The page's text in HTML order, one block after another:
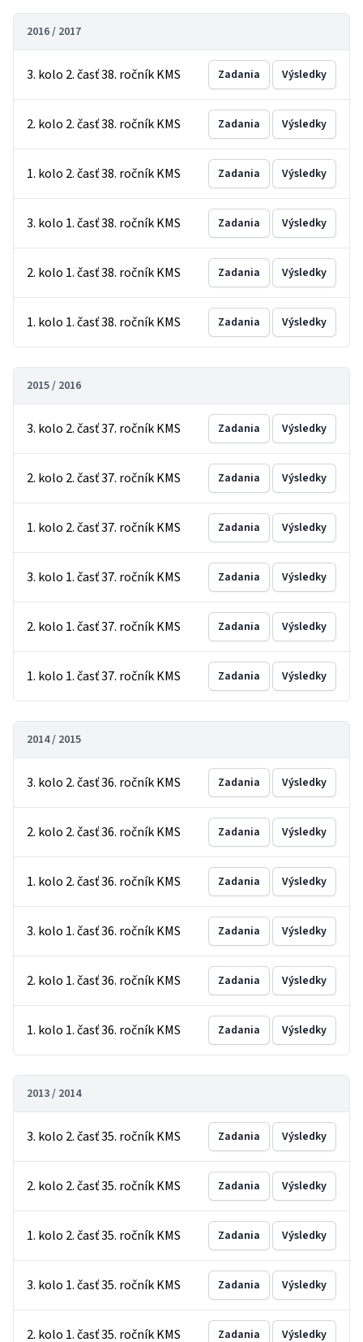
2016 / 2017
3. kolo 2. časť 38. ročník KMS Zadania Výsledky
2. kolo 2. časť 38. ročník KMS Zadania Výsledky
1. kolo 2. časť 38. ročník KMS Zadania Výsledky
3. kolo 1. časť 38. ročník KMS Zadania Výsledky
2. kolo 1. časť 38. ročník KMS Zadania Výsledky
1. kolo 1. časť 38. ročník KMS Zadania Výsledky
2015 / 2016
3. kolo 2. časť 37. ročník KMS Zadania Výsledky
2. kolo 2. časť 37. ročník KMS Zadania Výsledky
1. kolo 2. časť 37. ročník KMS Zadania Výsledky
3. kolo 1. časť 37. ročník KMS Zadania Výsledky
2. kolo 1. časť 37. ročník KMS Zadania Výsledky
1. kolo 1. časť 37. ročník KMS Zadania Výsledky
2014 / 2015
3. kolo 2. časť 36. ročník KMS Zadania Výsledky
2. kolo 2. časť 36. ročník KMS Zadania Výsledky
1. kolo 2. časť 36. ročník KMS Zadania Výsledky
3. kolo 1. časť 36. ročník KMS Zadania Výsledky
2. kolo 1. časť 36. ročník KMS Zadania Výsledky
1. kolo 1. časť 36. ročník KMS Zadania Výsledky
2013 / 2014
3. kolo 2. časť 35. ročník KMS Zadania Výsledky
2. kolo 2. časť 35. ročník KMS Zadania Výsledky
1. kolo 2. časť 35. ročník KMS Zadania Výsledky
3. kolo 1. časť 35. ročník KMS Zadania Výsledky
2. kolo 1. časť 35. ročník KMS Zadania Výsledky